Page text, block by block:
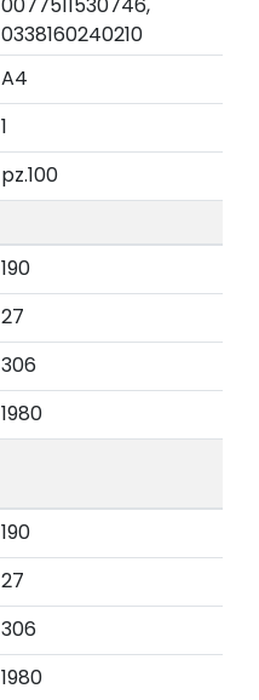
0338160240210
A4
1
pz.100
190
27
306
1980
190
27
306
1980